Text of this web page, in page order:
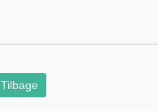
Tilbage